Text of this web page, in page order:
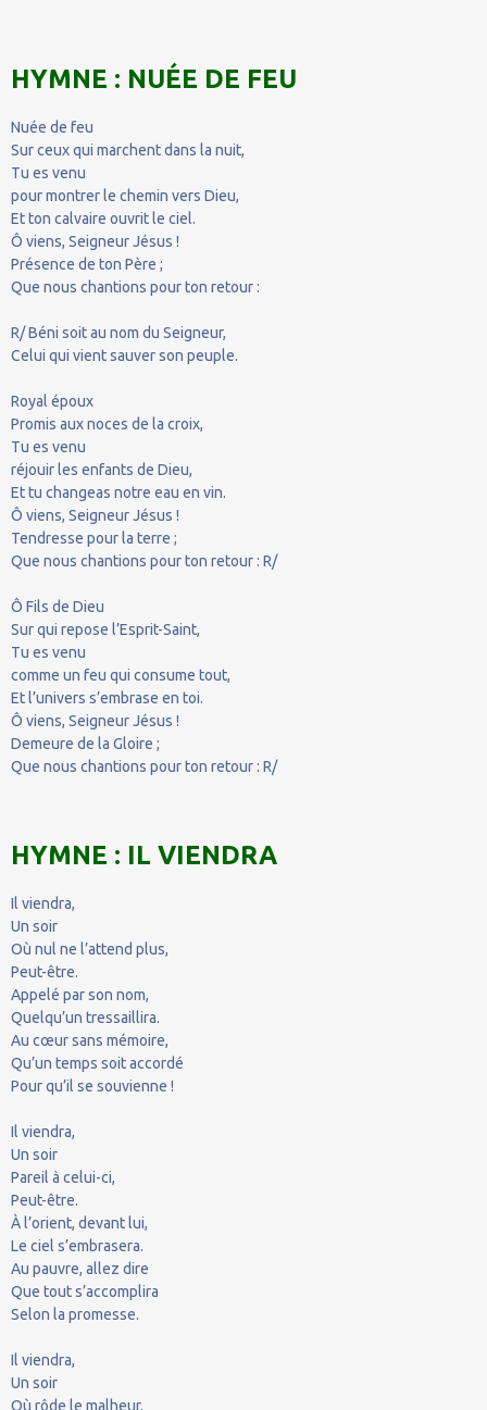
HYMNE : NUÉE DE FEU
Nuée de feu
Sur ceux qui marchent dans la nuit,
Tu es venu
pour montrer le chemin vers Dieu,
Et ton calvaire ouvrit le ciel.
Ô viens, Seigneur Jésus !
Présence de ton Père ;
Que nous chantions pour ton retour :
R/ Béni soit au nom du Seigneur,
Celui qui vient sauver son peuple.
Royal époux
Promis aux noces de la croix,
Tu es venu
réjouir les enfants de Dieu,
Et tu changeas notre eau en vin.
Ô viens, Seigneur Jésus !
Tendresse pour la terre ;
Que nous chantions pour ton retour : R/
Ô Fils de Dieu
Sur qui repose l’Esprit-Saint,
Tu es venu
comme un feu qui consume tout,
Et l’univers s’embrase en toi.
Ô viens, Seigneur Jésus !
Demeure de la Gloire ;
Que nous chantions pour ton retour : R/
HYMNE : IL VIENDRA
Il viendra,
Un soir
Où nul ne l’attend plus,
Peut-être.
Appelé par son nom,
Quelqu’un tressaillira.
Au cœur sans mémoire,
Qu’un temps soit accordé
Pour qu’il se souvienne !
Il viendra,
Un soir
Pareil à celui-ci,
Peut-être.
À l’orient, devant lui,
Le ciel s’embrasera.
Au pauvre, allez dire
Que tout s’accomplira
Selon la promesse.
Il viendra,
Un soir
Où rôde le malheur,